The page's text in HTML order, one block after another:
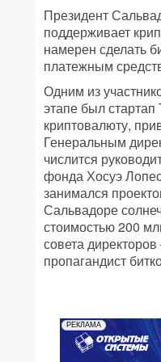
Президент
поддерживает
намерен сделать
платежным
Одним из
этапе был
криптовалюту,
Генеральным
числится
фонда Хосуэ
занимался
Сальвадоре
стоимостью 200
совета
пропагандист
РЕКЛАМА